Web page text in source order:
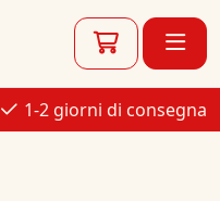
1-2 giorni di consegna